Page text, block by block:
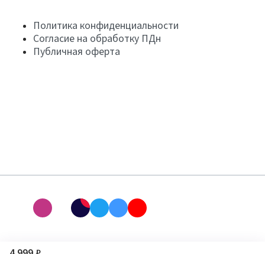
Политика конфиденциальности
Согласие на обработку ПДн
Публичная оферта